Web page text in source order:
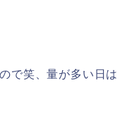
で笑、量が多い日は